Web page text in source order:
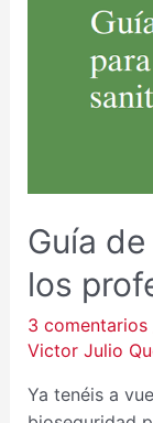
Guía
los
3 comentarios
Victor Julio
Ya tenéis a